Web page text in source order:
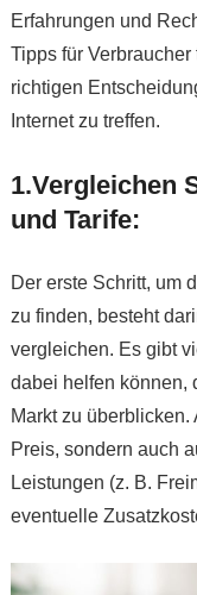
Erfahrungen und
Tipps für
richtigen
Internet zu treffen.
1.Vergleichen
und Tarife:
Der erste Schritt, um
zu finden, besteht
vergleichen. Es gibt
dabei helfen können,
Markt zu
Preis, sondern auch
Leistungen (z. B.
eventuelle